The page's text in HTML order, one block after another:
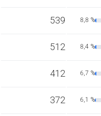
539 8,8 %
512 8,4 %
412 6,7 %
372 6,1 %